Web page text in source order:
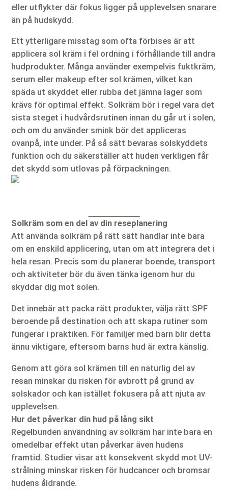
eller utflykter där fokus ligger på upplevelsen snarare
än på hudskydd.
Ett ytterligare misstag som ofta förbises är att
applicera sol kräm i fel ordning i förhållande till andra
hudprodukter. Många använder exempelvis fuktkräm,
serum eller makeup efter sol krämen, vilket kan
späda ut skyddet eller rubba det jämna lager som
krävs för optimal effekt. Solkräm bör i regel vara det
sista steget i hudvårdsrutinen innan du går ut i solen,
och om du använder smink bör det appliceras
ovanpå, inte under. På så sätt bevaras solskyddets
funktion och du säkerställer att huden verkligen får
det skydd som utlovas på förpackningen.
Solkräm som en del av din reseplanering
Att använda solkräm på rätt sätt handlar inte bara
om en enskild applicering, utan om att integrera det i
hela resan. Precis som du planerar boende, transport
och aktiviteter bör du även tänka igenom hur du
skyddar dig mot solen.
Det innebär att packa rätt produkter, välja rätt SPF
beroende på destination och att skapa rutiner som
fungerar i praktiken. För familjer med barn blir detta
ännu viktigare, eftersom barns hud är extra känslig.
Genom att göra sol krämen till en naturlig del av
resan minskar du risken för avbrott på grund av
solskador och kan istället fokusera på att njuta av
upplevelsen.
Hur det påverkar din hud på lång sikt
Regelbunden användning av solkräm har inte bara en
omedelbar effekt utan påverkar även hudens
framtid. Studier visar att konsekvent skydd mot UV-
strålning minskar risken för hudcancer och bromsar
hudens åldrande.